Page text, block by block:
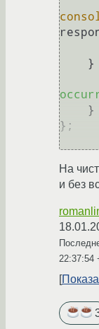
    }
};
На
и без
22:37:54